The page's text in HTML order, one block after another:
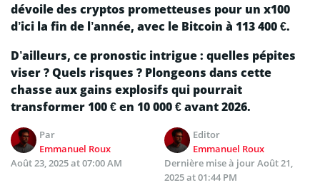
dévoile des cryptos prometteuses pour un x100
d’ici la fin de l’année, avec le Bitcoin à 113 400 €.
D’ailleurs, ce pronostic intrigue : quelles pépites
viser ? Quels risques ? Plongeons dans cette
chasse aux gains explosifs qui pourrait
transformer 100 € en 10 000 € avant 2026.
Par
Emmanuel Roux
Editor
Emmanuel Roux
Août 23, 2025 at 07:00 AM
Dernière mise à jourAoût 21,
2025 at 01:44 PM